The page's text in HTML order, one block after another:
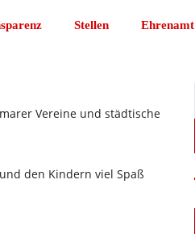
Stellen Ehrenamt
Vereine und städtische
den Kindern viel Spaß